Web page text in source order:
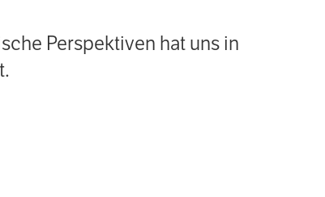
Perspektiven hat uns in